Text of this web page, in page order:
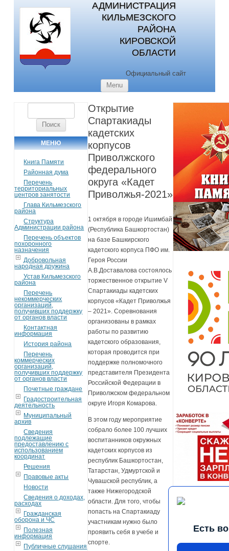
АДМИНИСТРАЦИЯ
КИЛЬМЕЗСКОГО
РАЙОНА
КИРОВСКОЙ
ОБЛАСТИ
Официальный сайт
Menu
МЕНЮ
Книга Памяти
Районная дума
Перечень
территориальных
центров занятости
Глава Кильмезского
района
Структура
Администрации района
Перечень объектов
похоронного
назначения
Добровольная
народная дружина
Устав Кильмезского
района
Перечень
некоммерческих
организаций,
получивших поддержку
от органов власти
Контактная
информация
История района
Перечень
коммерческих
организаций,
получивших поддержку
от органов власти
Почетные граждане
Градостроительная
деятельность
Муниципальный
архив
Сведения
подлежащие
предоставлению с
использованием
координат
Решения
Правовые акты
Новости
Сведения о доходах,
расходах
Гражданская
оборона и ЧС
Полезная
информация
Публичные слушания
Открытие
Спартакиады
кадетских
корпусов
Приволжского
федерального
округа «Кадет
Приволжья-2021»
1 октября в городе Ишимбай
(Республика Башкортостан)
на базе Башкирского
кадетского корпуса ПФО им.
Героя России
А.В.Доставалова состоялось
торжественное открытие V
Спартакиады кадетских
корпусов «Кадет Приволжья
– 2021». Соревнования
организованы в рамках
работы по развитию
кадетского образования,
которая проводится при
поддержке полномочного
представителя Президента
Российской Федерации в
Приволжском федеральном
округе Игоря Комарова.
В этом году мероприятие
собрало более 100 лучших
воспитанников окружных
кадетских корпусов из
республик Башкортостан,
Татарстан, Удмуртской и
Чувашской республик, а
также Нижегородской
области. Для того, чтобы
попасть на Спартакиаду
участникам нужно было
проявить себя в учебе и
спорте.
Есть